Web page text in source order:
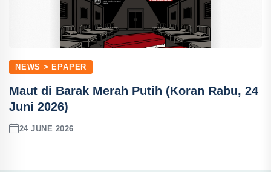
NEWS > EPAPER
Maut di Barak Merah Putih (Koran Rabu, 24
Juni 2026)
24 JUNE 2026